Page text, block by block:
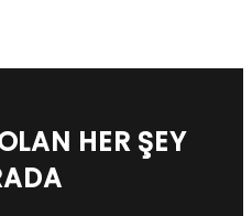
HER ŞEY